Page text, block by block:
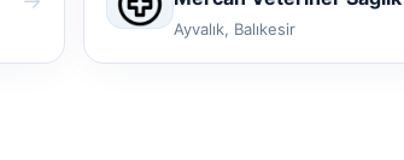
Ayvalık, Balıkesir